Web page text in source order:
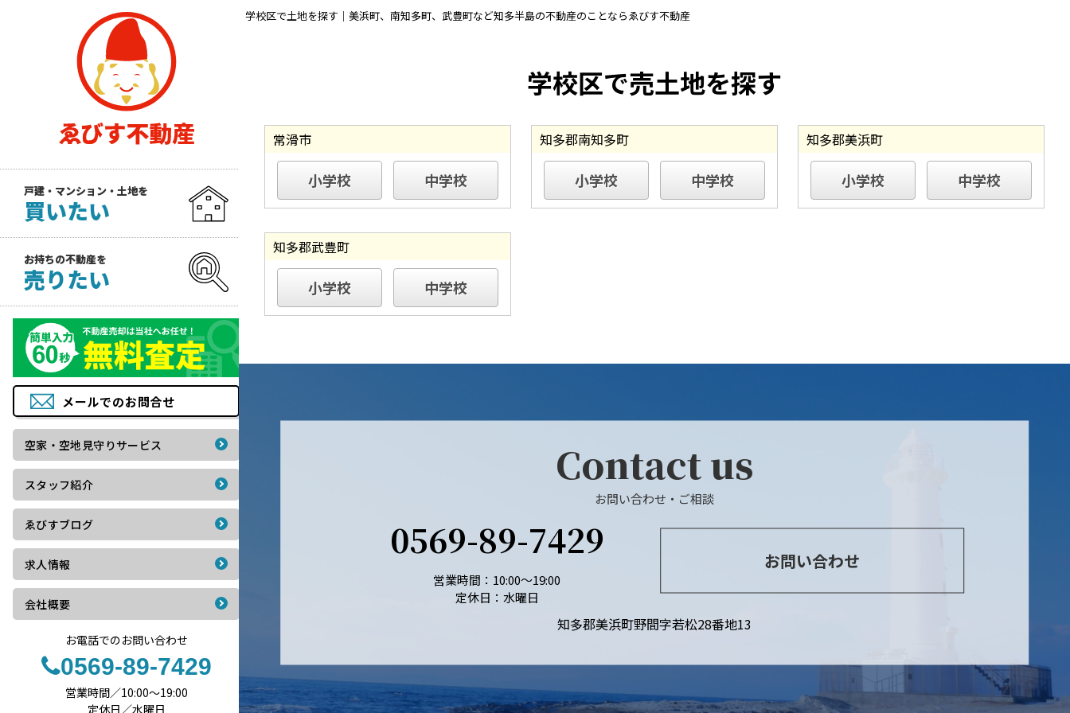
戸建・マンション・土地を
買いたい
お持ちの不動産を
売りたい
メールでのお問合せ
空家・空地見守りサービス
スタッフ紹介
ゑびすブログ
求人情報
会社概要
お電話でのお問い合わせ
0569-89-7429
営業時間／10:00〜19:00
定休日／水曜日
学校区で土地を探す｜美浜町、南知多町、武豊町など知多半島の不動産のことならゑびす不動産
学校区で売土地を探す
常滑市
小学校 中学校
知多郡南知多町
小学校 中学校
知多郡美浜町
小学校 中学校
知多郡武豊町
小学校 中学校
Contact us
お問い合わせ・ご相談
0569-89-7429
営業時間：10:00〜19:00
定休日：水曜日
お問い合わせ
知多郡美浜町野間字若松28番地13